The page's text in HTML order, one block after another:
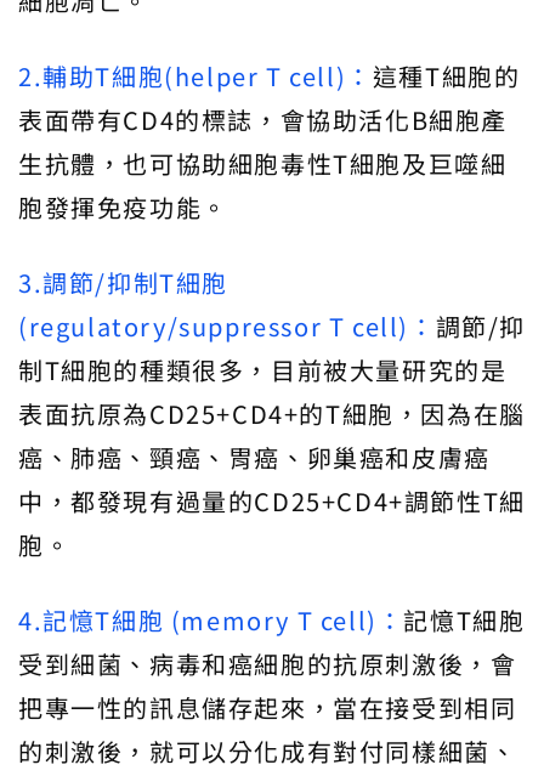
2.輔助T細胞(helper T cell)： 這種T細胞的
表面帶有CD4的標誌，會協助活化B細胞產
生抗體，也可協助細胞毒性T細胞及巨噬細
胞發揮免疫功能。
3.調節/抑制T細胞
(regulatory/suppressor T cell)： 調節/抑
制T細胞的種類很多，目前被大量研究的是
表面抗原為CD25+CD4+的T細胞，因為在腦
癌、肺癌、頸癌、胃癌、卵巢癌和皮膚癌
中，都發現有過量的CD25+CD4+調節性T細
胞。
4.記憶T細胞 (memory T cell)：記憶T細胞
受到細菌、病毒和癌細胞的抗原刺激後，會
把專一性的訊息儲存起來，當在接受到相同
的刺激後，就可以分化成有對付同樣細菌、